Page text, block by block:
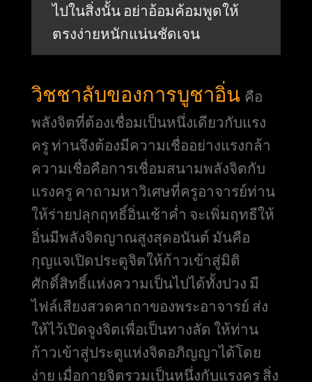
ไปในสิ่งนั้น อย่าอ้อมค้อมพูดให้
ตรงง่ายหนักแน่นชัดเจน
วิชชาลับของการบูชาอิ่น คือ
พลังจิตที่ต้องเชื่อมเป็นหนึ่งเดียวกับแรง
ครู ท่านจึงต้องมีความเชื่ออย่างแรงกล้า
ความเชื่อคือการเชื่อมสนามพลังจิตกับ
แรงครู คาถามหาวิเศษที่ครูอาจารย์ท่าน
ให้ร่ายปลุกฤทธิ์อิ่นเช้าค่ำ จะเพิ่มฤทธีให้
อิ่นมีพลังจิตญาณสูงสุดอนันต์ มันคือ
กุญแจเปิดประตูจิตให้ก้าวเข้าสู่มิติ
ศักดิ์สิทธิ์แห่งความเป็นไปได้ทั้งปวง มี
ไฟล์เสียงสวดคาถาของพระอาจารย์ ส่ง
ให้ไว้เปิดจูงจิตเพื่อเป็นทางลัด ให้ท่าน
ก้าวเข้าสู่ประตูแห่งจิตอภิญญาได้โดย
ง่าย เมื่อกายจิตรวมเป็นหนึ่งกับแรงครู สิ่ง